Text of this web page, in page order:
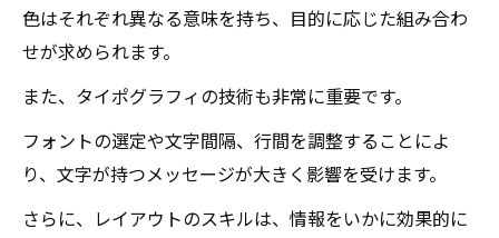
色はそれぞれ異なる意味を持ち、目的に応じた組み合わ
せが求められます。
また、タイポグラフィの技術も非常に重要です。
フォントの選定や文字間隔、行間を調整することによ
り、文字が持つメッセージが大きく影響を受けます。
さらに、レイアウトのスキルは、情報をいかに効果的に